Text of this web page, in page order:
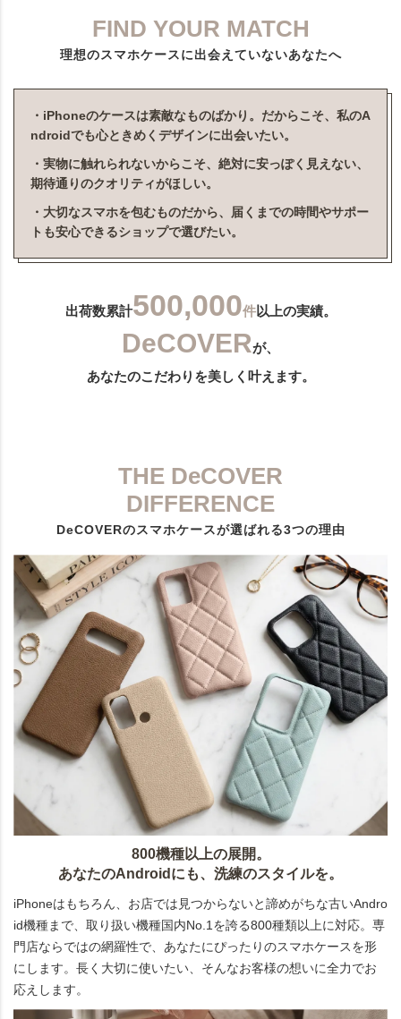
FIND YOUR MATCH
理想のスマホケースに出会えていないあなたへ
・iPhoneのケースは素敵なものばかり。だからこそ、私のA
ndroidでも心ときめくデザインに出会いたい。
・実物に触れられないからこそ、絶対に安っぽく見えない、
期待通りのクオリティがほしい。
・大切なスマホを包むものだから、届くまでの時間やサポー
トも安心できるショップで選びたい。
出荷数累計500,000件以上の実績。
DeCOVERが、
あなたのこだわりを美しく叶えます。
THE DeCOVER
DIFFERENCE
DeCOVERのスマホケースが選ばれる3つの理由
800機種以上の展開。
あなたのAndroidにも、洗練のスタイルを。
iPhoneはもちろん、お店では見つからないと諦めがちな古いAndro
id機種まで、取り扱い機種国内No.1を誇る800種類以上に対応。専
門店ならではの網羅性で、あなたにぴったりのスマホケースを形
にします。長く大切に使いたい、そんなお客様の想いに全力でお
応えします。